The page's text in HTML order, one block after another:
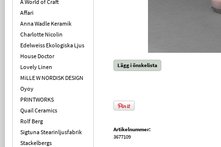
A World of Craft
Affari
Anna Wadle Keramik
Charlotte Nicolin
Edelweiss Ekologiska Ljus
House Doctor
Lovely Linen
MiLLE W NORDISK DESIGN
Oyoy
PRINTWORKS
Quail Ceramics
Rolf Berg
Sigtuna Stearinljusfabrik
Stackelbergs
Lägg i önskelista
Artikelnummer:
3677109